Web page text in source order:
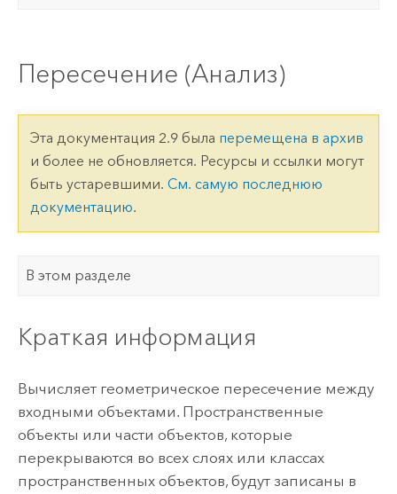
Пересечение (Анализ)
Эта документация 2.9 была перемещена в архив
и более не обновляется. Ресурсы и ссылки могут
быть устаревшими. См. самую последнюю
документацию.
В этом разделе
Краткая информация
Вычисляет геометрическое пересечение между
входными объектами. Пространственные
объекты или части объектов, которые
перекрываются во всех слоях или классах
пространственных объектов, будут записаны в